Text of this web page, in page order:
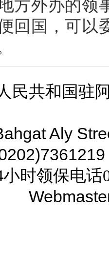
方外办的领
回国，可以
民共和国驻
Aly
小时领保电话